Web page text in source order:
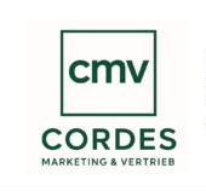
springen